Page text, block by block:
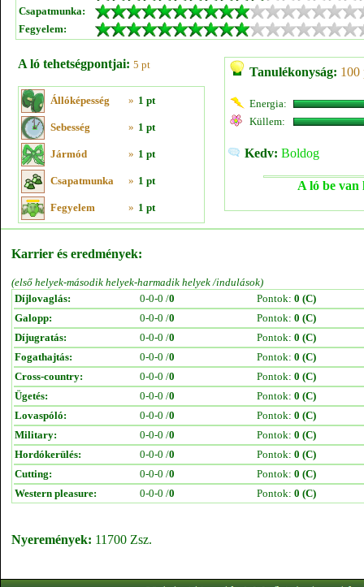
Csapatmunka:
Fegyelem:
A ló tehetségpontjai: 5 pt
Állóképesség » 1 pt
Sebesség » 1 pt
Jármód » 1 pt
Csapatmunka » 1 pt
Fegyelem » 1 pt
Tanulékonyság: 100
Energia:
Küllem:
Kedv: Boldog
A ló be van
Karrier és eredmények:
(első helyek-második helyek-harmadik helyek /indulások)
Díjlovaglás:
0-0-0 /0 Pontok: 0 (C)
Galopp:
0-0-0 /0 Pontok: 0 (C)
Díjugratás:
0-0-0 /0 Pontok: 0 (C)
Fogathajtás:
0-0-0 /0 Pontok: 0 (C)
Cross-country:
0-0-0 /0 Pontok: 0 (C)
Ügetés:
0-0-0 /0 Pontok: 0 (C)
Lovaspóló:
0-0-0 /0 Pontok: 0 (C)
Military:
0-0-0 /0 Pontok: 0 (C)
Hordókerülés:
0-0-0 /0 Pontok: 0 (C)
Cutting:
0-0-0 /0 Pontok: 0 (C)
Western pleasure:
0-0-0 /0 Pontok: 0 (C)
Nyeremények: 11700 Zsz.